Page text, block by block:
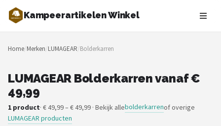
Kampeerartikelen Winkel
Zoeken
NAVIGATIE
Merken
Blog
Home/Merken/LUMAGEAR/Bolderkarren
LUMAGEAR Bolderkarren vanaf €
49,99
1 product· € 49,99 – € 49,99 · Bekijk allebolderkarrenof overige
LUMAGEAR producten